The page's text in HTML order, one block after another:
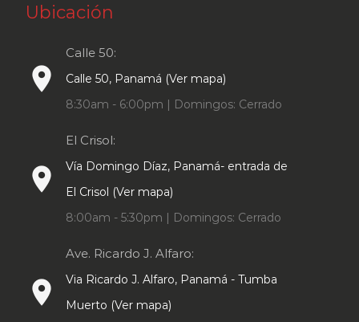
Ubicación
place
Calle 50:
Calle 50, Panamá (Ver mapa)
8:30am - 6:00pm | Domingos: Cerrado
place
El Crisol:
Vía Domingo Díaz, Panamá- entrada de
El Crisol (Ver mapa)
8:00am - 5:30pm | Domingos: Cerrado
place
Ave. Ricardo J. Alfaro:
Via Ricardo J. Alfaro, Panamá - Tumba
Muerto (Ver mapa)